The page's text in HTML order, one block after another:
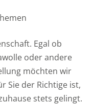
Egal ob
oder andere
möchten wir
Sie der Richtige ist,
stets gelingt.